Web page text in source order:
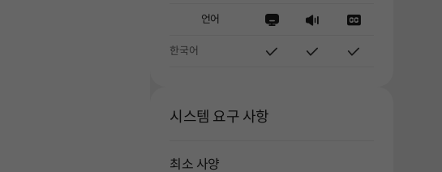
언어
한국어
시스템 요구 사항
최소 사양